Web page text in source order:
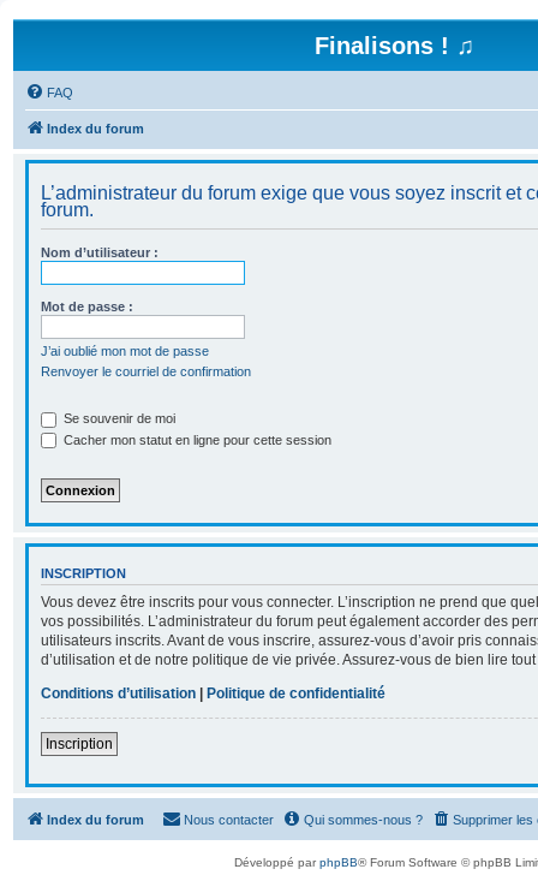
Finalisons ! ♫
FAQ
Index du forum
L’administrateur du forum exige que vous soyez inscrit et
forum.
Nom d’utilisateur :
Mot de passe :
J’ai oublié mon mot de passe
Renvoyer le courriel de confirmation
Se souvenir de moi
Cacher mon statut en ligne pour cette session
INSCRIPTION
Vous devez être inscrits pour vous connecter. L’inscription ne prend que
vos possibilités. L’administrateur du forum peut également accorder des
utilisateurs inscrits. Avant de vous inscrire, assurez-vous d’avoir pris
d’utilisation et de notre politique de vie privée. Assurez-vous de bien lire
Conditions d’utilisation | Politique de confidentialité
Inscription
Index du forum Supprimer les
Qui sommes-nous ?
Nous contacter
Développé parphpBB® Forum Software © phpBB